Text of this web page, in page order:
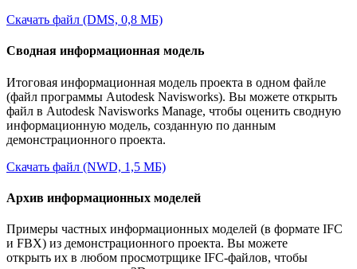
Скачать файл (DMS, 0,8 МБ)
Сводная информационная модель
Итоговая информационная модель проекта в одном файле
(файл программы Autodesk Navisworks). Вы можете открыть
файл в Autodesk Navisworks Manage, чтобы оценить сводную
информационную модель, созданную по данным
демонстрационного проекта.
Скачать файл (NWD, 1,5 МБ)
Архив информационных моделей
Примеры частных информационных моделей (в формате IFC
и FBX) из демонстрационного проекта. Вы можете
открыть их в любом просмотрщике IFC-файлов, чтобы